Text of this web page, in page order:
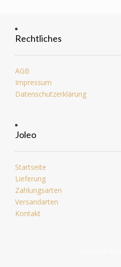
Rechtliches
AGB
Impressum
Datenschutzerklärung
Joleo
Startseite
Lieferung
Zahlungsarten
Versandarten
Kontakt